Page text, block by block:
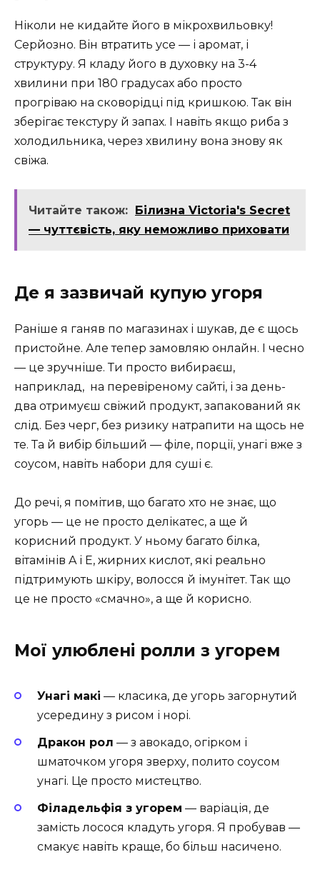
Ніколи не кидайте його в мікрохвильовку!
Серйозно. Він втратить усе — і аромат, і
структуру. Я кладу його в духовку на 3-4
хвилини при 180 градусах або просто
прогріваю на сковорідці під кришкою. Так він
зберігає текстуру й запах. І навіть якщо риба з
холодильника, через хвилину вона знову як
свіжа.
Читайте також:
Білизна Victoria's Secret
— чуттєвість, яку неможливо приховати
Де я зазвичай купую угоря
Раніше я ганяв по магазинах і шукав, де є щось
пристойне. Але тепер замовляю онлайн. І чесно
— це зручніше. Ти просто вибираєш,
наприклад, на перевіреному сайті, і за день-
два отримуєш свіжий продукт, запакований як
слід. Без черг, без ризику натрапити на щось не
те. Та й вибір більший — філе, порції, унагі вже з
соусом, навіть набори для суші є.
До речі, я помітив, що багато хто не знає, що
угорь — це не просто делікатес, а ще й
корисний продукт. У ньому багато білка,
вітамінів A і E, жирних кислот, які реально
підтримують шкіру, волосся й імунітет. Так що
це не просто «смачно», а ще й корисно.
Мої улюблені ролли з угорем
Унагі макі — класика, де угорь загорнутий
усередину з рисом і норі.
Дракон рол — з авокадо, огірком і
шматочком угоря зверху, полито соусом
унагі. Це просто мистецтво.
Філадельфія з угорем — варіація, де
замість лосося кладуть угоря. Я пробував —
смакує навіть краще, бо більш насичено.